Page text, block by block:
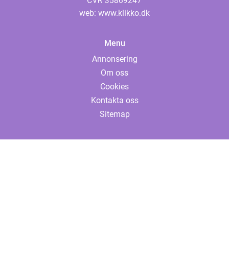
web: www.klikko.dk
Menu
Annonsering
Om oss
Cookies
Kontakta oss
Sitemap